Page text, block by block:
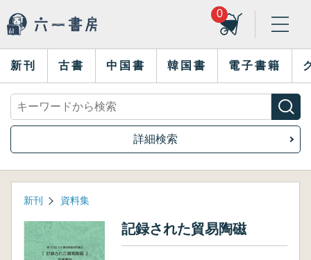
0
新刊 古書 中国書 韓国書 電子書籍
詳細検索
新刊 資料集
記録された貿易陶磁